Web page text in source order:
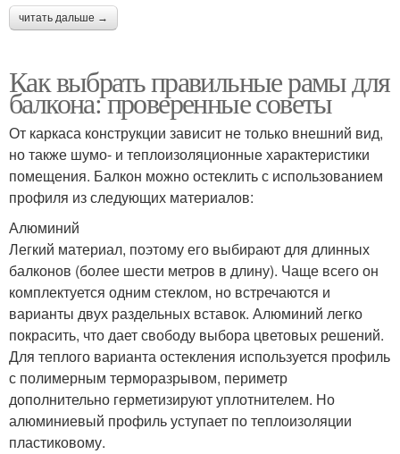
читать дальше →
Как выбрать правильные рамы для
балкона: проверенные советы
От каркаса конструкции зависит не только внешний вид,
но также шумо- и теплоизоляционные характеристики
помещения. Балкон можно остеклить с использованием
профиля из следующих материалов:
Алюминий
Легкий материал, поэтому его выбирают для длинных
балконов (более шести метров в длину). Чаще всего он
комплектуется одним стеклом, но встречаются и
варианты двух раздельных вставок. Алюминий легко
покрасить, что дает свободу выбора цветовых решений.
Для теплого варианта остекления используется профиль
с полимерным терморазрывом, периметр
дополнительно герметизируют уплотнителем. Но
алюминиевый профиль уступает по теплоизоляции
пластиковому.